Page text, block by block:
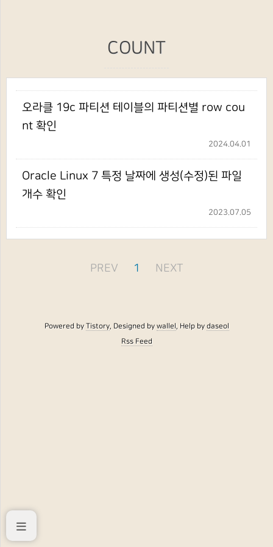
COUNT
오라클 19c 파티션 테이블의 파티션별 row cou
nt 확인
2024.04.01
Oracle Linux 7 특정 날짜에 생성(수정)된 파일
개수 확인
2023.07.05
PREV 1 NEXT
Powered byTistory, Designed bywallel, Help bydaseol
Rss Feed